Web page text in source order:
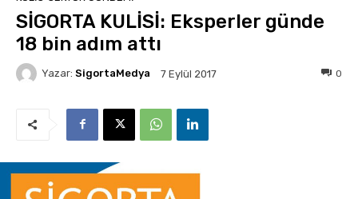
SİGORTA KULİSİ: Eksperler günde
18 bin adım attı
Yazar: SigortaMedya 7 Eylül 2017 0